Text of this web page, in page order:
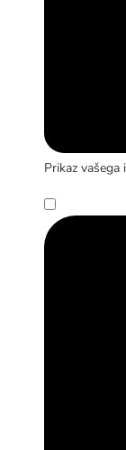
Prikaz vašega